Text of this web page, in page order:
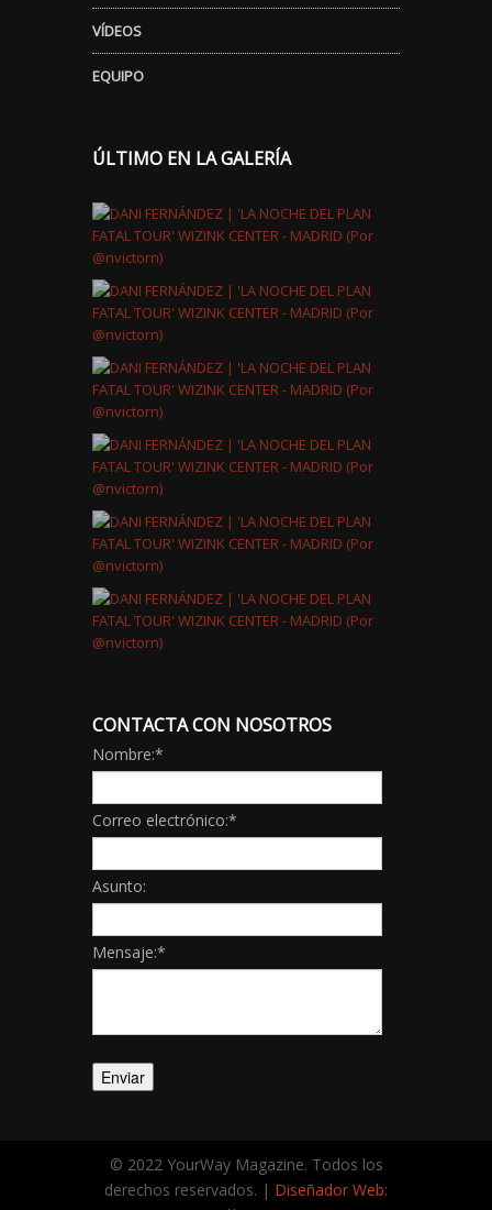
VÍDEOS
EQUIPO
ÚLTIMO EN LA GALERÍA
CONTACTA CON NOSOTROS
Nombre:*
Correo electrónico:*
Asunto:
Mensaje:*
© 2022 YourWay Magazine. Todos los
derechos reservados. | Diseñador Web: